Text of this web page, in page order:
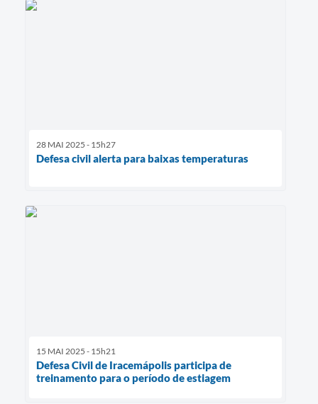
28 MAI 2025 - 15h27
Defesa civil alerta para baixas temperaturas
15 MAI 2025 - 15h21
Defesa Civil de Iracemápolis participa de
treinamento para o período de estiagem